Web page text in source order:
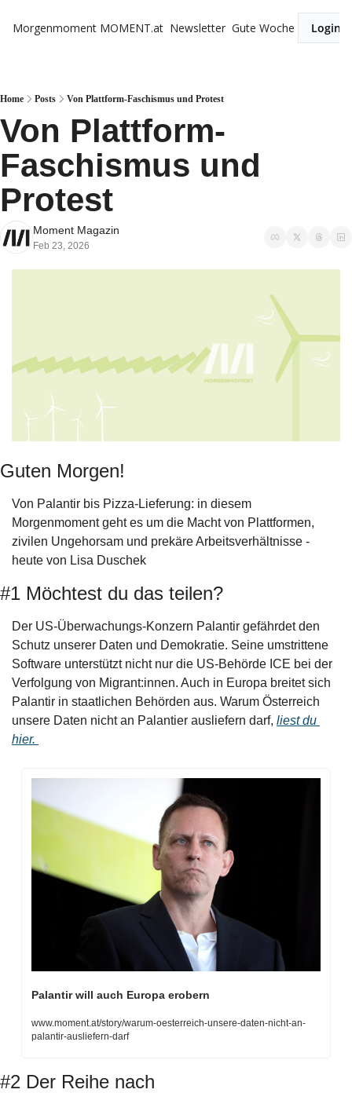
Morgenmoment MOMENT.at Newsletter Gute Woche Login
Home Posts Von Plattform-Faschismus und Protest
Von Plattform-
Faschismus und
Protest
Moment Magazin
Feb 23, 2026
Guten Morgen!
Von Palantir bis Pizza-Lieferung: in diesem
Morgenmoment geht es um die Macht von Plattformen,
zivilen Ungehorsam und prekäre Arbeitsverhältnisse -
heute von Lisa Duschek
#1 Möchtest du das teilen?
Der US-Überwachungs-Konzern Palantir gefährdet den
Schutz unserer Daten und Demokratie. Seine umstrittene
Software unterstützt nicht nur die US-Behörde ICE bei der
Verfolgung von Migrant:innen. Auch in Europa breitet sich
Palantir in staatlichen Behörden aus. Warum Österreich
unsere Daten nicht an Palantier ausliefern darf, liest du
hier.
Palantir will auch Europa erobern
www.moment.at/story/warum-oesterreich-unsere-daten-nicht-an-
palantir-ausliefern-darf
#2 Der Reihe nach